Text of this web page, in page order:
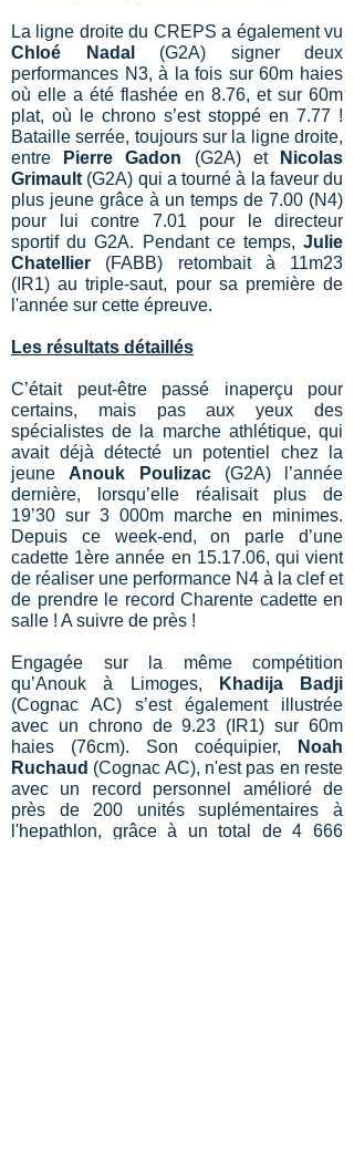
La ligne droite du CREPS a également vu
Chloé Nadal (G2A) signer deux
performances N3, à la fois sur 60m haies
où elle a été flashée en 8.76, et sur 60m
plat, où le chrono s’est stoppé en 7.77 !
Bataille serrée, toujours sur la ligne droite,
entre Pierre Gadon (G2A) et Nicolas
Grimault (G2A) qui a tourné à la faveur du
plus jeune grâce à un temps de 7.00 (N4)
pour lui contre 7.01 pour le directeur
sportif du G2A. Pendant ce temps, Julie
Chatellier (FABB) retombait à 11m23
(IR1) au triple-saut, pour sa première de
l'année sur cette épreuve.
Les résultats détaillés
C’était peut-être passé inaperçu pour
certains, mais pas aux yeux des
spécialistes de la marche athlétique, qui
avait déjà détecté un potentiel chez la
jeuneAnouk Poulizac(G2A) l’année
dernière, lorsqu’elle réalisait plus de
19’30 sur 3 000m marche en minimes.
Depuis ce week-end, on parle d’une
cadette 1ère année en 15.17.06, qui vient
de réaliser une performance N4 à la clef et
de prendre le record Charente cadette en
salle ! A suivre de près !
Engagée sur la même compétition
qu’Anouk à Limoges, Khadija Badji
(Cognac AC) s’est également illustrée
avec un chrono de 9.23 (IR1) sur 60m
haies (76cm). Son coéquipier, Noah
Ruchaud (Cognac AC), n'est pas en reste
avec un record personnel amélioré de
près de 200 unités suplémentaires à
l'hepathlon, grâce à un total de 4 666